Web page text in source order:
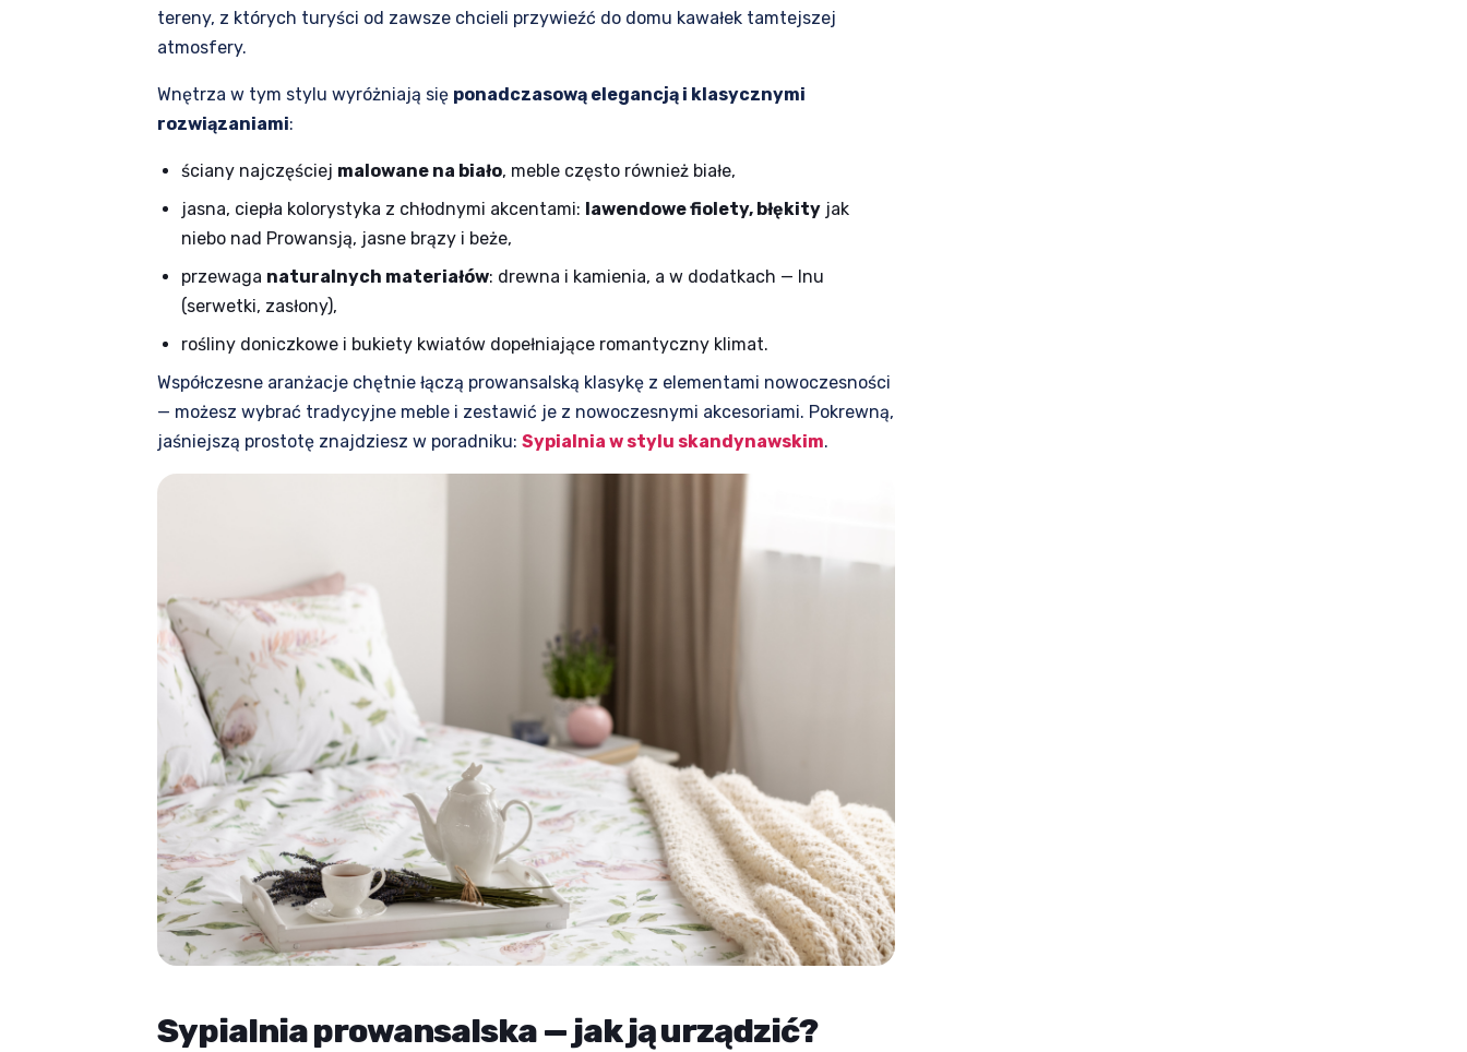
tereny, z których turyści od zawsze chcieli przywieźć do domu kawałek tamtejszej
atmosfery.
Wnętrza w tym stylu wyróżniają się ponadczasową elegancją i klasycznymi
rozwiązaniami:
ściany najczęściej malowane na biało, meble często również białe,
jasna, ciepła kolorystyka z chłodnymi akcentami: lawendowe fiolety, błękity jak
niebo nad Prowansją, jasne brązy i beże,
przewaga naturalnych materiałów: drewna i kamienia, a w dodatkach — lnu
(serwetki, zasłony),
rośliny doniczkowe i bukiety kwiatów dopełniające romantyczny klimat.
Współczesne aranżacje chętnie łączą prowansalską klasykę z elementami nowoczesności
— możesz wybrać tradycyjne meble i zestawić je z nowoczesnymi akcesoriami. Pokrewną,
jaśniejszą prostotę znajdziesz w poradniku: Sypialnia w stylu skandynawskim.
Sypialnia prowansalska — jak ją urządzić?